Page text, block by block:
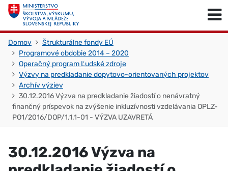
Skočiť na obsah
Domov
Štrukturálne fondy EÚ
Programové obdobie 2014 – 2020
Operačný program Ľudské zdroje
Výzvy na predkladanie dopytovo-orientovaných projektov
Archív výziev
30.12.2016 Výzva na predkladanie žiadostí o nenávratný
finančný príspevok na zvýšenie inkluzívnosti vzdelávania OPLZ-
PO1/2016/DOP/1.1.1-01 - VÝZVA UZAVRETÁ
30.12.2016 Výzva na
Skočiť na začiatok stránky